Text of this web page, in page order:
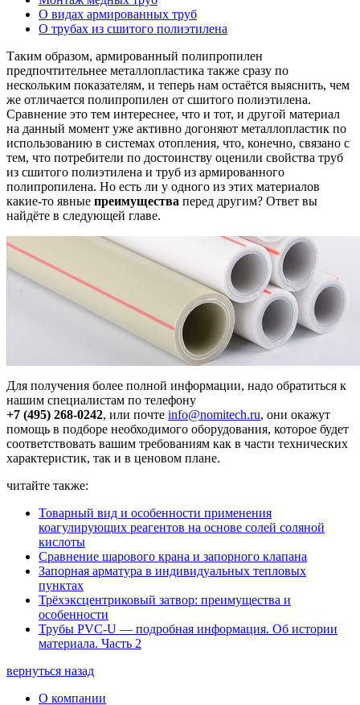
О видах армированных труб
О трубах из сшитого полиэтилена
Таким образом, армированный полипропилен
предпочтительнее металлопластика также сразу по
нескольким показателям, и теперь нам остаётся выяснить, чем
же отличается полипропилен от сшитого полиэтилена.
Сравнение это тем интереснее, что и тот, и другой материал
на данный момент уже активно догоняют металлопластик по
использованию в системах отопления, что, конечно, связано с
тем, что потребители по достоинству оценили свойства труб
из сшитого полиэтилена и труб из армированного
полипропилена. Но есть ли у одного из этих материалов
какие-то явные преимущества перед другим? Ответ вы
найдёте в следующей главе.
Для получения более полной информации, надо обратиться к
нашим специалистам по телефону
+7 (495) 268-0242, или почте info@nomitech.ru, они окажут
помощь в подборе необходимого оборудования, которое будет
соответствовать вашим требованиям как в части технических
характеристик, так и в ценовом плане.
читайте также:
Товарный вид и особенности применения
коагулирующих реагентов на основе солей соляной
кислоты
Сравнение шарового крана и запорного клапана
Запорная арматура в индивидуальных тепловых
пунктах
Трёхэксцентриковый затвор: преимущества и
особенности
Трубы PVC-U — подробная информация. Об истории
материала. Часть 2
вернуться назад
О компании